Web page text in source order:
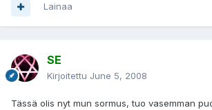
Lainaa
SE
Kirjoitettu June 5, 2008
Tässä olis nyt mun sormus, tuo vasemman